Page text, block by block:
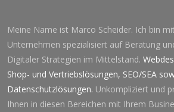
Meine Name ist Marco Scheider. Ich bin
Unternehmen spezialisiert auf Beratung
Digitaler Strategien im Mittelstand.
Shop- und Vertriebslösungen, SEO/SEA
Datenschutzlösungen. Unkompliziert und
Ihnen in diesen Bereichen mit Ihrem